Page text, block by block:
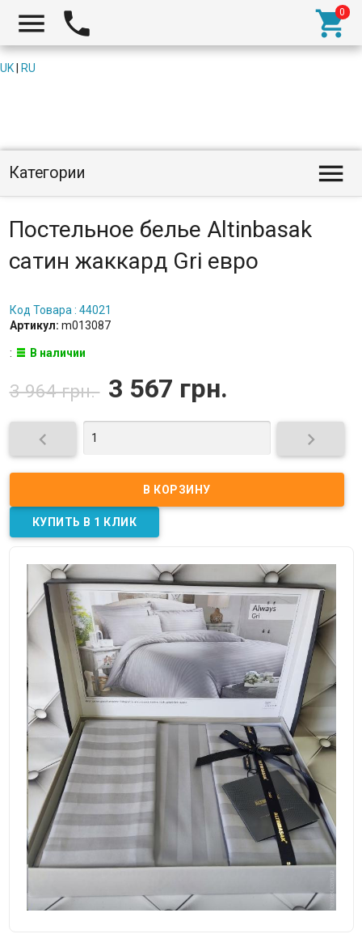
  
UK RU
Категории 
Постельное белье Altinbasak
сатин жаккард Gri евро
Код Товара : 44021
Артикул: m013087
: В наличии
3 964 грн. 3 567 грн.
 